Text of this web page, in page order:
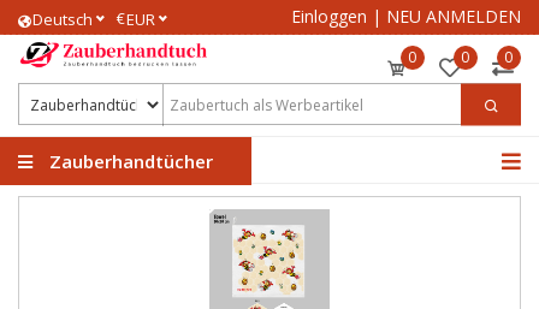
Deutsch €EUR Einloggen | NEU ANMELDEN
0 0 0
Zauberhandtücher